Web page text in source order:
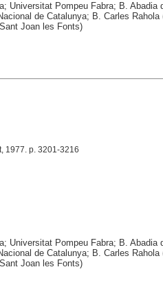
Universitat Pompeu Fabra; B. Abadia
de Catalunya; B. Carles Rahola
Joan les Fonts)
1977. p. 3201-3216
Universitat Pompeu Fabra; B. Abadia
de Catalunya; B. Carles Rahola
Joan les Fonts)